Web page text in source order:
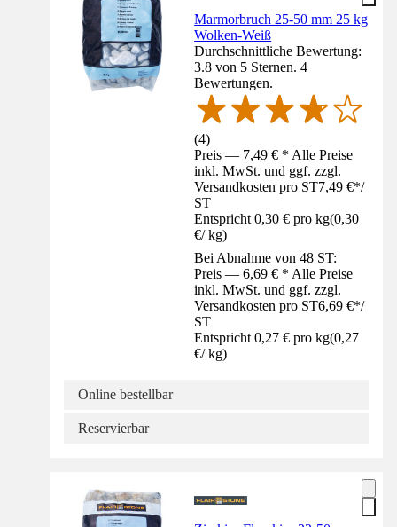
Marmorbruch 25-50 mm 25 kg
Wolken-Weiß
Durchschnittliche Bewertung:
3.8 von 5 Sternen. 4
Bewertungen.
(4)
Preis — 7,49 € * Alle Preise
inkl. MwSt. und ggf. zzgl.
Versandkosten pro ST7,49 €*/
ST
Entspricht 0,30 € pro kg(0,30
€/ kg)
Bei Abnahme von 48 ST:
Preis — 6,69 € * Alle Preise
inkl. MwSt. und ggf. zzgl.
Versandkosten pro ST6,69 €*/
ST
Entspricht 0,27 € pro kg(0,27
€/ kg)
Online bestellbar
Reservierbar